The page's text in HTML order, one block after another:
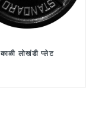
काळी लोखंडी प्लेट